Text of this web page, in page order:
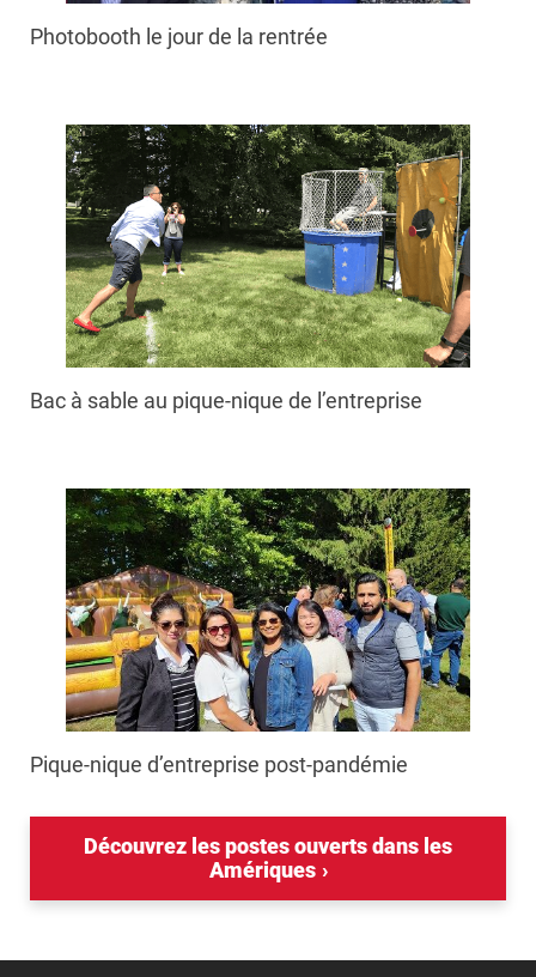
Photobooth le jour de la rentrée
Bac à sable au pique-nique de l’entreprise
Pique-nique d’entreprise post-pandémie
Découvrez les postes ouverts dans les
Amériques